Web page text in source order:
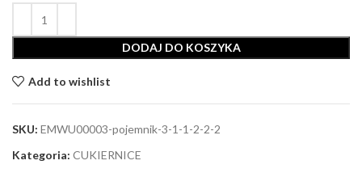
DODAJ DO KOSZYKA
Add to wishlist
SKU: EMWU00003-pojemnik-3-1-1-2-2-2
Kategoria: CUKIERNICE